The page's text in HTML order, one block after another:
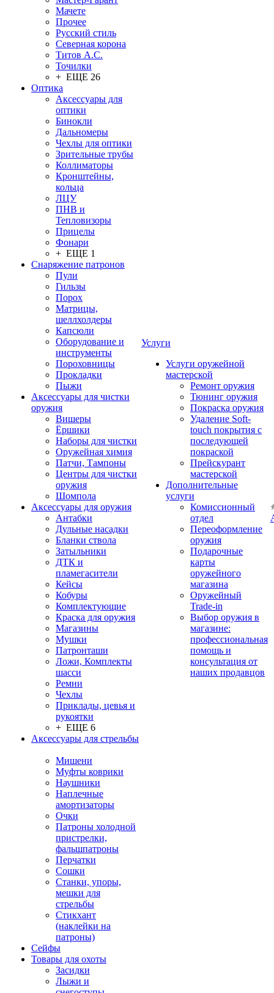
Мачете
Прочее
Русский стиль
Северная корона
Титов А.С.
Точилки
+ ЕЩЕ 26
Оптика
Аксессуары для
оптики
Бинокли
Дальномеры
Чехлы для оптики
Зрительные трубы
Коллиматоры
Кронштейны,
кольца
ЛЦУ
ПНВ и
Тепловизоры
Прицелы
Фонари
+ ЕЩЕ 1
Снаряжение патронов
Пули
Гильзы
Порох
Матрицы,
шеллхолдеры
Капсюли
Оборудование и
инструменты
Пороховницы
Прокладки
Пыжи
Аксессуары для чистки
оружия
Вишеры
Ёршики
Наборы для чистки
Оружейная химия
Патчи, Тампоны
Центры для чистки
оружия
Шомпола
Аксессуары для оружия
Антабки
Дульные насадки
Бланки ствола
Затыльники
ДТК и
пламегасители
Кейсы
Кобуры
Комплектующие
Краска для оружия
Магазины
Мушки
Патронташи
Ложи, Комплекты
шасси
Ремни
Чехлы
Приклады, цевья и
рукоятки
+ ЕЩЕ 6
Аксессуары для стрельбы
Мишени
Муфты коврики
Наушники
Наплечные
амортизаторы
Очки
Патроны холодной
пристрелки,
фальшпатроны
Перчатки
Сошки
Станки, упоры,
мешки для
стрельбы
Стикхант
(наклейки на
патроны)
Сейфы
Товары для охоты
Засидки
Лыжи и
Услуги
Услуги оружейной
мастерской
Ремонт оружия
Тюнинг оружия
Покраска оружия
Удаление Soft-
touch покрытия с
последующей
покраской
Прейскурант
мастерской
Дополнительные
услуги
Комиссионный
отдел
Переоформление
оружия
Подарочные
карты
оружейного
магазина
Оружейный
Trade-in
Выбор оружия в
магазине:
профессиональная
помощь и
консультация от
наших продавцов